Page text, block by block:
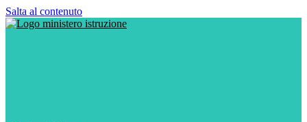
Salta al contenuto